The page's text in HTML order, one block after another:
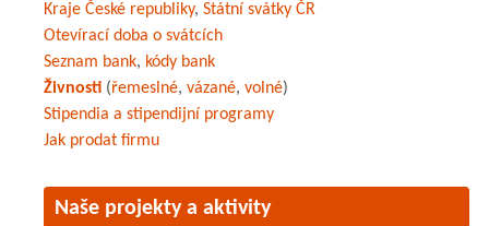
Kraje České republiky, Státní svátky ČR
Otevírací doba o svátcích
Seznam bank, kódy bank
Živnosti (řemeslné, vázané, volné)
Stipendia a stipendijní programy
Jak prodat firmu
Naše projekty a aktivity